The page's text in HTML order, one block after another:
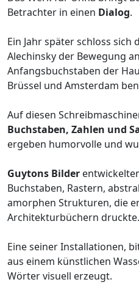
Betrachter in einen Dialog.
Ein Jahr später schloss
Alechinsky der Bewegung
Anfangsbuchstaben der
Brüssel und Amsterdam
Auf diesen
Buchstaben, Zahlen und
ergeben humorvolle und
Guytons Bilder
Buchstaben, Rastern,
amorphen Strukturen, die
Architekturbüchern druckte.
Eine seiner Installationen,
aus einem künstlichen
Wörter visuell erzeugt.